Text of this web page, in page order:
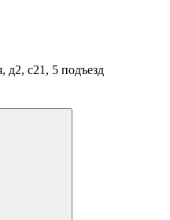
д2, с21, 5 подъезд